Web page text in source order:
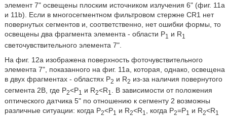
элемент 7ʺ освещены плоским источником излучения 6ʺ (фиг. 11a
и 11b). Если в многосегментном фильтровом стержне CR1 нет
повернутых сегментов и, соответственно, нет ошибки формы, то
освещены два фрагмента элемента - области Р1 и R1
светочувствительного элемента 7ʺ.
На фиг. 12a изображена поверхность фоточувствительного
элемента 7ʺ, показанного на фиг. 11a, которая, однако, освещена
в двух фрагментах - областях Р2 и R2 из-за наличия повернутого
сегмента 2В, где P2<P1 и R2<R1
. В зависимости от положения
оптического датчика 5ʺ по отношению к сегменту 2 возможны
различные ситуации: когда P2<P1 и R2<R1 , когда P2=P1 и R2<R1